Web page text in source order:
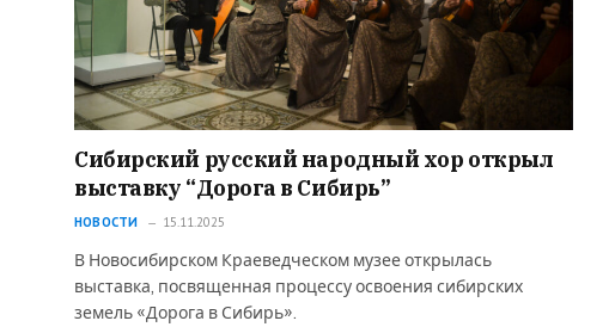
Сибирский русский народный хор открыл
выставку “Дорога в Сибирь”
НОВОСТИ 15.11.2025
В Новосибирском Краеведческом музее открылась
выставка, посвященная процессу освоения сибирских
земель «Дорога в Сибирь».